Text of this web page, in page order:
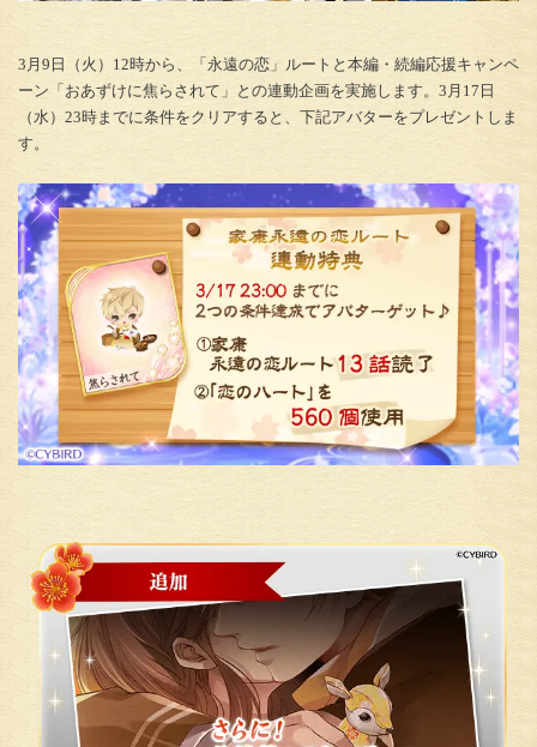
3月9日（火）12時から、「永遠の恋」ルートと本編・続編応援キャンペ
ーン「おあずけに焦らされて」との連動企画を実施します。3月17日
（水）23時までに条件をクリアすると、下記アバターをプレゼントしま
す。